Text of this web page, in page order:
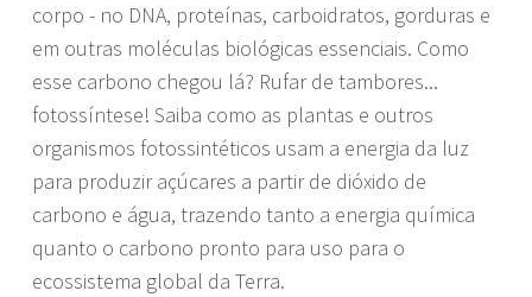
corpo - no DNA, proteínas, carboidratos, gorduras e
em outras moléculas biológicas essenciais. Como
esse carbono chegou lá? Rufar de tambores...
fotossíntese! Saiba como as plantas e outros
organismos fotossintéticos usam a energia da luz
para produzir açúcares a partir de dióxido de
carbono e água, trazendo tanto a energia química
quanto o carbono pronto para uso para o
ecossistema global da Terra.